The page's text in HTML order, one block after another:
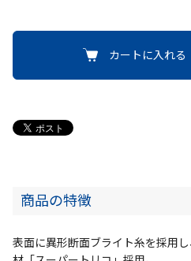
カートに入れる
商品の特徴
表面に異形断面ブライト糸を採用